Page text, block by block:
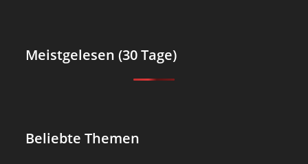
Meistgelesen (30 Tage)
Beliebte Themen